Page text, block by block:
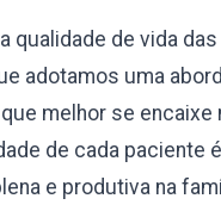
qualidade de vida
adotamos uma
melhor se encaixe
de cada paciente
e produtiva na